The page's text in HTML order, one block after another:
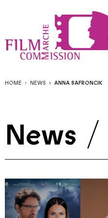
HOME NEWS ANNA SAFRONCIK
News /